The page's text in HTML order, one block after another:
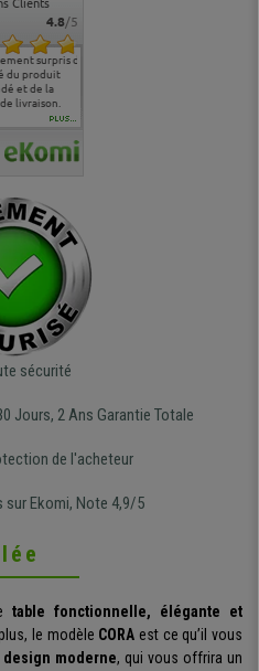
Clients
4.8/5
surpris de
produit
et de la
livraison.
de l'aménagement et ne
regrette pas mon achat.
PLUS...
sécurité
Jours, 2 Ans Garantie Totale
de l'acheteur
Ekomi, Note 4,9/5
table fonctionnelle, élégante et
le modèle CORA est ce qu’il vous
design moderne, qui vous offrira un